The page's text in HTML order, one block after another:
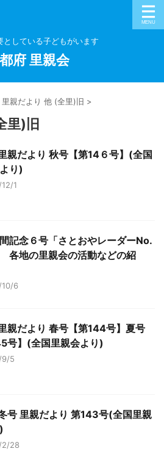
としている子どもがいます
府 里親会
里親だより 他 (全里)旧 >
里)旧
親だより 秋号【第14６号】(全国
り)
1
記念６号「さとおやレーダーNo.
各地の里親会の活動などの紹
6
親だより 春号【第144号】夏号
号】(全国里親会より)
9/5
号 里親だより 第143号(全国里親
2/28